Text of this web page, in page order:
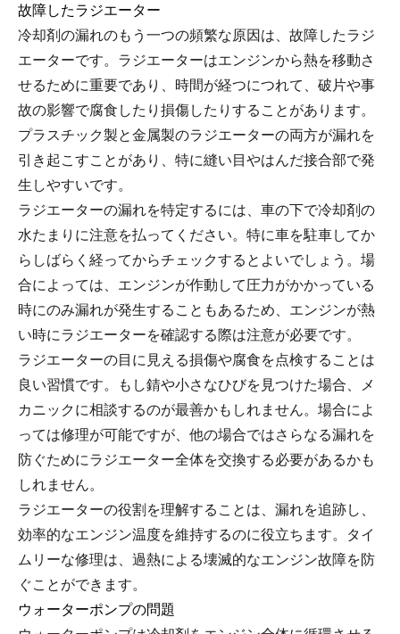
故障したラジエーター
冷却剤の漏れのもう一つの頻繁な原因は、故障したラジ
エーターです。ラジエーターはエンジンから熱を移動さ
せるために重要であり、時間が経つにつれて、破片や事
故の影響で腐食したり損傷したりすることがあります。
プラスチック製と金属製のラジエーターの両方が漏れを
引き起こすことがあり、特に縫い目やはんだ接合部で発
生しやすいです。
ラジエーターの漏れを特定するには、車の下で冷却剤の
水たまりに注意を払ってください。特に車を駐車してか
らしばらく経ってからチェックするとよいでしょう。場
合によっては、エンジンが作動して圧力がかかっている
時にのみ漏れが発生することもあるため、エンジンが熱
い時にラジエーターを確認する際は注意が必要です。
ラジエーターの目に見える損傷や腐食を点検することは
良い習慣です。もし錆や小さなひびを見つけた場合、メ
カニックに相談するのが最善かもしれません。場合によ
っては修理が可能ですが、他の場合ではさらなる漏れを
防ぐためにラジエーター全体を交換する必要があるかも
しれません。
ラジエーターの役割を理解することは、漏れを追跡し、
効率的なエンジン温度を維持するのに役立ちます。タイ
ムリーな修理は、過熱による壊滅的なエンジン故障を防
ぐことができます。
ウォーターポンプの問題